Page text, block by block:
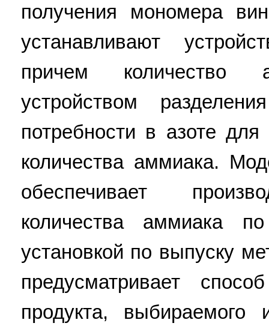
получения мономера
устанавливают
причем количество
устройством
потребности в азоте для
количества аммиака.
обеспечивает
количества аммиака
установкой по выпуску
предусматривает
продукта,